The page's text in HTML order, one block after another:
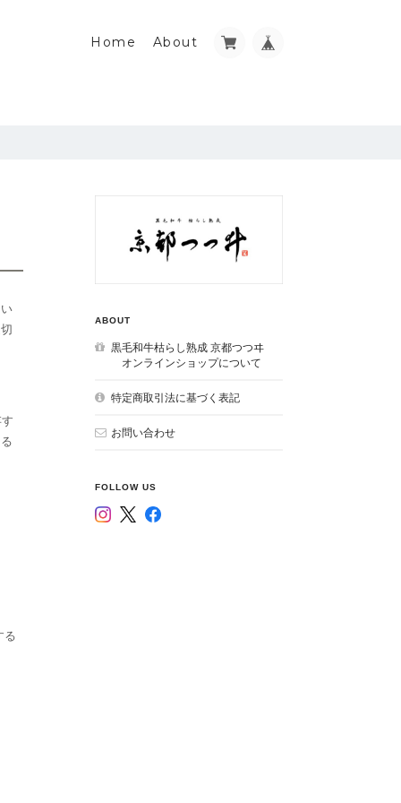
Home About
る
ABOUT
黒毛和牛枯らし熟成 京都つつヰ
オンラインショップについて
特定商取引法に基づく表記
お問い合わせ
FOLLOW US